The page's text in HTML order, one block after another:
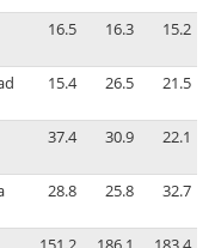
16.5 16.3 15.2
15.4 26.5 21.5
37.4 30.9 22.1
28.8 25.8 32.7